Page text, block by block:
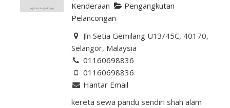
Kenderaan
Pengangkutan
Pelancongan
Jln Setia Gemilang U13/45C, 40170,
Selangor, Malaysia
01160698836
01160698836
Hantar Email
kereta sewa pandu sendiri shah alam